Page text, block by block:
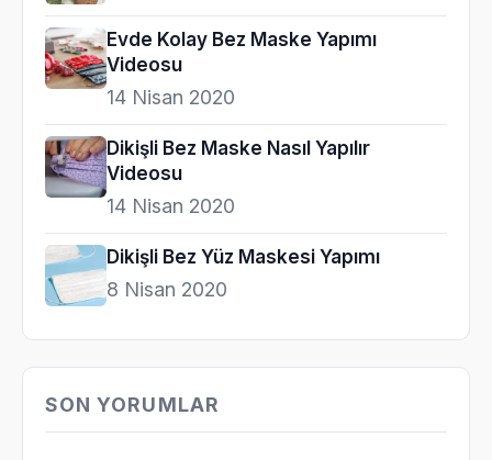
Evde Kolay Bez Maske Yapımı
Videosu
14 Nisan 2020
Dikişli Bez Maske Nasıl Yapılır
Videosu
14 Nisan 2020
Dikişli Bez Yüz Maskesi Yapımı
8 Nisan 2020
SON YORUMLAR